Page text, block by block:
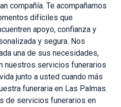
compañía. Te acompañamos
difíciles que
apoyo, confianza y
y segura. Nos
una de sus necesidades,
nuestros servicios funerarios
junto a usted cuando más
funeraria en Las Palmas.
de servicios funerarios en